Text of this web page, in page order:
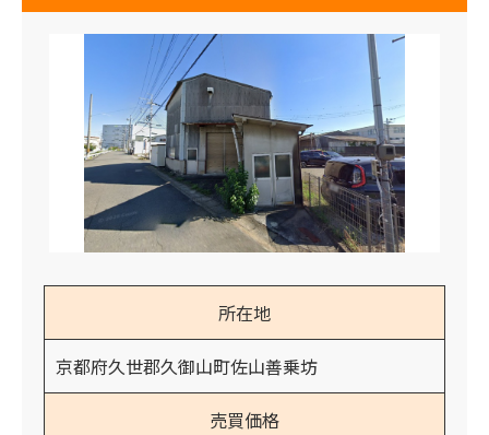
所在地
京都府久世郡久御山町佐山善乗坊
売買価格